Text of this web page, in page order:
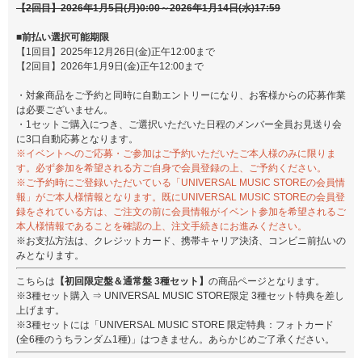
【2回目】2026年1月5日(月)0:00～2026年1月14日(水)17:59
■前払い選択可能期限
【1回目】2025年12月26日(金)正午12:00まで
【2回目】2026年1月9日(金)正午12:00まで
・対象商品をご予約と同時に自動エントリーになり、お客様からの応募作業
は必要ございません。
・1セットご購入につき、ご選択いただいた日程のメンバー全員お見送り会
に3口自動応募となります。
※イベントへのご応募・ご参加はご予約いただいたご本人様のみに限りま
す。必ず参加を希望される方ご自身で会員登録の上、ご予約ください。
※ご予約時にご登録いただいている「UNIVERSAL MUSIC STOREの会員情
報」がご本人様情報となります。既にUNIVERSAL MUSIC STOREの会員登
録をされている方は、ご注文の前に会員情報がイベント参加を希望されるご
本人様情報であることを確認の上、注文手続きにお進みください。
※お支払方法は、クレジットカード、携帯キャリア決済、コンビニ前払いの
みとなります。
こちらは 【初回限定盤＆通常盤 3種セット】 の商品ページとなります。
※3種セット購入 ⇒ UNIVERSAL MUSIC STORE限定 3種セット特典を差し
上げます。
※3種セットには「UNIVERSAL MUSIC STORE 限定特典：フォトカード
(全6種のうちランダム1種)」はつきません。あらかじめご了承ください。